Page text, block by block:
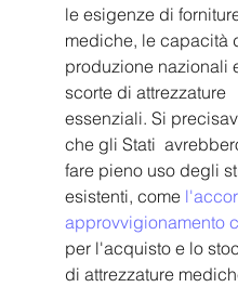
le esigenze di
mediche, le capacità
produzione nazionali
scorte di attrezzature
essenziali. Si
che gli Stati
fare pieno uso degli
esistenti, come
approvvigionamento
per l'acquisto e lo
di attrezzature